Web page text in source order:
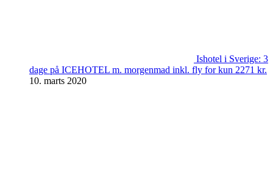
Ishotel i Sverige: 3
dage på ICEHOTEL m. morgenmad inkl. fly for kun 2271 kr.
10. marts 2020